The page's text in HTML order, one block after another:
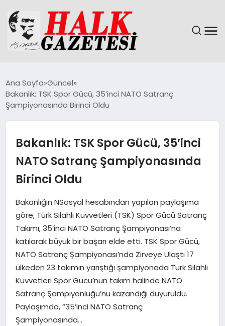
DÜNYA
MAGAZIN
SAĞLIK
SIYASET
SPOR
TEKNOLOJI
YAŞAM
Ana Sayfa Güncel
Bakanlık: TSK Spor Gücü, 35’inci NATO Satranç
Şampiyonasında Birinci Oldu
Bakanlık: TSK Spor Gücü, 35’inci
NATO Satranç Şampiyonasında
Birinci Oldu
Bakanlığın NSosyal hesabından yapılan paylaşıma
göre, Türk Silahlı Kuvvetleri (TSK) Spor Gücü Satranç
Takımı, 35’inci NATO Satranç Şampiyonası’na
katılarak büyük bir başarı elde etti. TSK Spor Gücü,
NATO Satranç Şampiyonası’nda Zirveye Ulaştı 17
ülkeden 23 takımın yarıştığı şampiyonada Türk Silahlı
Kuvvetleri Spor Gücü’nün takım halinde NATO
Satranç Şampiyonluğu’nu kazandığı duyuruldu.
Paylaşımda, “35’inci NATO Satranç
Şampiyonasında…